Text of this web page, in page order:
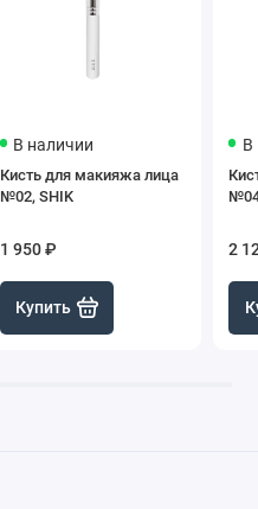
В наличии
Кисть для макияжа лица
№02, SHIK
1 950 ₽
Купить
В
2